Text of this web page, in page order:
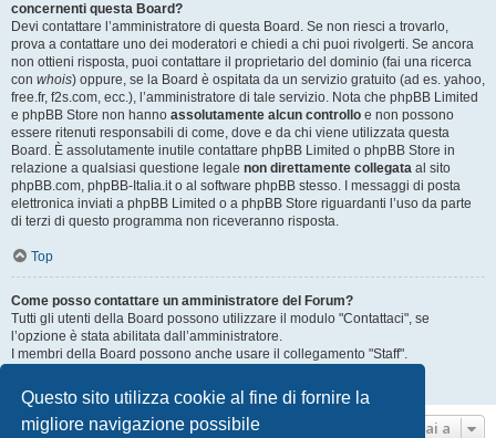
Questo sito utilizza cookie al fine di fornire la
migliore navigazione possibile
concernenti questa Board?
Devi contattare l’amministratore di questa Board. Se non riesci a trovarlo,
prova a contattare uno dei moderatori e chiedi a chi puoi rivolgerti. Se ancora
non ottieni risposta, puoi contattare il proprietario del dominio (fai una ricerca
con whois) oppure, se la Board è ospitata da un servizio gratuito (ad es. yahoo,
free.fr, f2s.com, ecc.), l’amministratore di tale servizio. Nota che phpBB Limited
e phpBB Store non hanno assolutamente alcun controllo e non possono
essere ritenuti responsabili di come, dove e da chi viene utilizzata questa
Board. È assolutamente inutile contattare phpBB Limited o phpBB Store in
relazione a qualsiasi questione legale non direttamente collegata al sito
phpBB.com, phpBB-Italia.it o al software phpBB stesso. I messaggi di posta
elettronica inviati a phpBB Limited o a phpBB Store riguardanti l’uso da parte
di terzi di questo programma non riceveranno risposta.
Top
Come posso contattare un amministratore del Forum?
Tutti gli utenti della Board possono utilizzare il modulo "Contattaci", se
l’opzione è stata abilitata dall’amministratore.
I membri della Board possono anche usare il collegamento "Staff".
Top
Vai a